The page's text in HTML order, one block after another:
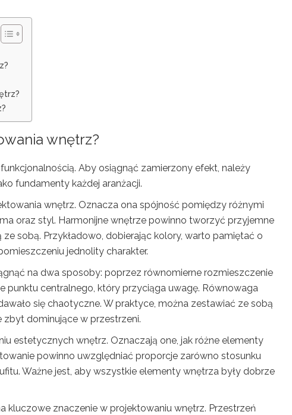
wnętrz?
Aby osiągnąć zamierzony efekt, należy
fundamenty każdej aranżacji.
wnętrz. Oznacza ona spójność pomiędzy różnymi
oraz styl. Harmonijne wnętrze powinno tworzyć przyjemne
sobą. Przykładowo, dobierając kolory, warto pamiętać o
jednolity charakter.
na dwa sposoby: poprzez równomierne rozmieszczenie
punktu centralnego, który przyciąga uwagę. Równowaga
się chaotyczne. W praktyce, można zestawiać ze sobą
zbyt dominujące w przestrzeni.
estetycznych wnętrz. Oznaczają one, jak różne elementy
powinno uwzględniać proporcje zarówno stosunku
Ważne jest, aby wszystkie elementy wnętrza były dobrze
kluczowe znaczenie w projektowaniu wnętrz. Przestrzeń